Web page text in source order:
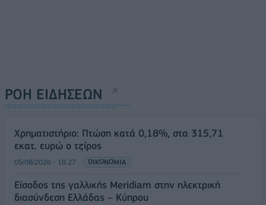
ΡΟΗ ΕΙΔΗΣΕΩΝ
Χρηματιστήριο: Πτώση κατά 0,18%, στα 315,71
εκατ. ευρώ ο τζίρος
05/08/2026 - 18:27 ΟΙΚΟΝΟΜΙΑ
Είσοδος της γαλλικής Meridiam στην ηλεκτρική
διασύνδεση Ελλάδας – Κύπρου